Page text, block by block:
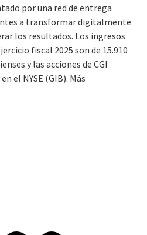
por una red de entrega
a transformar digitalmente
los resultados. Los ingresos
fiscal 2025 son de 15.910
y las acciones de CGI
el NYSE (GIB). Más